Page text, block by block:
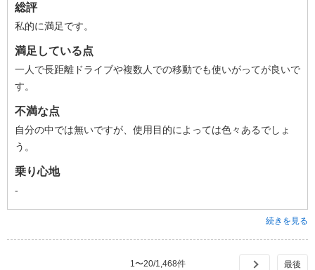
総評
私的に満足です。
満足している点
一人で長距離ドライブや複数人での移動でも使いがってが良いで
す。
不満な点
自分の中では無いですが、使用目的によっては色々あるでしょ
う。
乗り心地
-
続きを見る
1〜20/1,468件